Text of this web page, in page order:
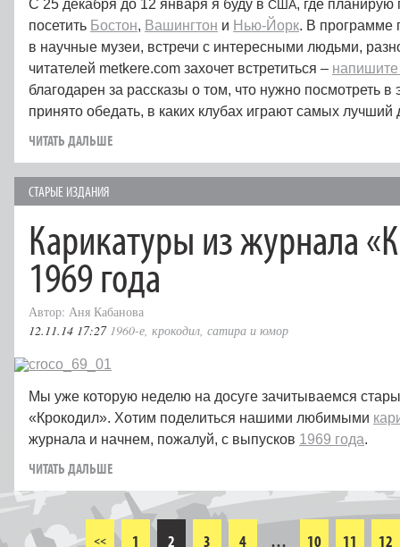
С 25 декабря до 12 января я буду в США, где планирую
посетить Бостон, Вашингтон и Нью-Йорк. В программе
в научные музеи, встречи с интересными людьми,
читателей metkere.com захочет встретиться –
благодарен за рассказы о том, что нужно посмотреть в
принято обедать, в каких клубах играют самых лучший
ЧИТАТЬ ДАЛЬШЕ
СТАРЫЕ ИЗДАНИЯ
Карикатуры из журнала
1969 года
Автор: Аня Кабанова
12.11.14 17:27 1960-е, крокодил, сатира и юмор
Мы уже которую неделю на досуге зачитываемся
«Крокодил». Хотим поделиться нашими любимыми
журнала и начнем, пожалуй, с выпусков 1969 года.
ЧИТАТЬ ДАЛЬШЕ
<< 1 2 3 4 … 10 11 12